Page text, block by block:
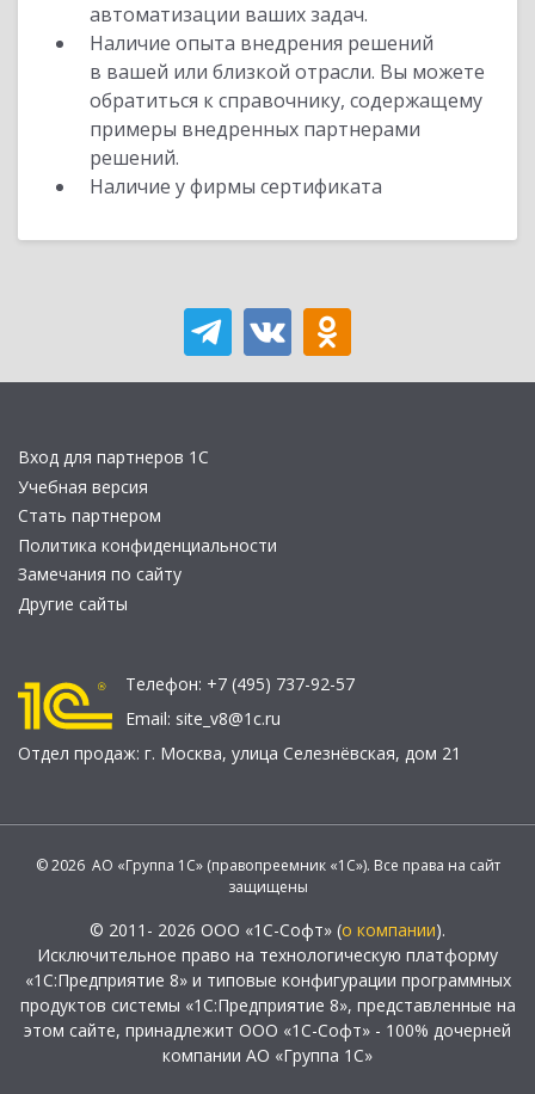
автоматизации ваших задач.
Наличие опыта внедрения решений
в вашей или близкой отрасли. Вы можете
обратиться к справочнику, содержащему
примеры внедренных партнерами
решений.
Наличие у фирмы сертификата
Вход для партнеров 1С
Учебная версия
Стать партнером
Политика конфиденциальности
Замечания по сайту
Другие сайты
Телефон: +7 (495) 737-92-57
Email: site_v8@1c.ru
Отдел продаж: г. Москва, улица Селезнёвская, дом 21
© 2026 АО «Группа 1С» (правопреемник «1С»). Все права на сайт
защищены
© 2011- 2026 ООО «1С-Софт» (о компании).
Исключительное право на технологическую платформу
«1С:Предприятие 8» и типовые конфигурации программных
продуктов системы «1С:Предприятие 8», представленные на
этом сайте, принадлежит ООО «1С-Софт» - 100% дочерней
компании АО «Группа 1С»